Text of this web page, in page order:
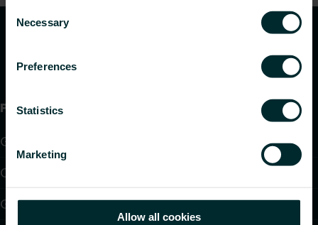
Consent
Selection
Necessary
Preferences
Statistics
Marketing
Allow all cookies
Produkty
Grzejniki
Ogrzewanie i chłodzenie podłogowe
Grzejniki konwektorowe i klimakonwektory